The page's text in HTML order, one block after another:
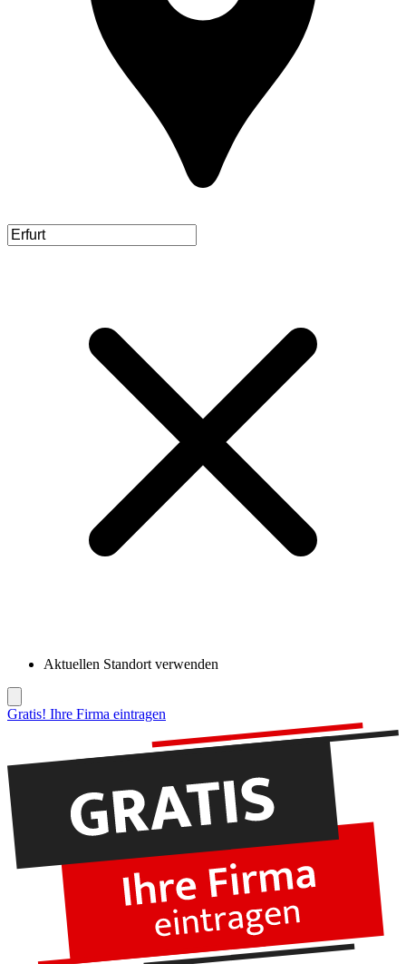
Aktuellen Standort verwenden
Gratis! Ihre Firma eintragen